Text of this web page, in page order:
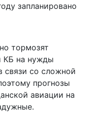
запланировано
тормозят
КБ на нужды
связи со сложной
прогнозы
авиации на